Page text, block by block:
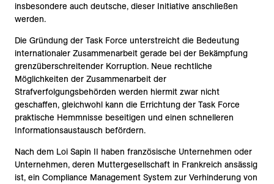
insbesondere auch deutsche, dieser Initiative anschließen
werden.
Die Gründung der Task Force unterstreicht die Bedeutung
internationaler Zusammenarbeit gerade bei der Bekämpfung
grenzüberschreitender Korruption. Neue rechtliche
Möglichkeiten der Zusammenarbeit der
Strafverfolgungsbehörden werden hiermit zwar nicht
geschaffen, gleichwohl kann die Errichtung der Task Force
praktische Hemmnisse beseitigen und einen schnelleren
Informationsaustausch befördern.
Nach dem Loi Sapin II haben französische Unternehmen oder
Unternehmen, deren Muttergesellschaft in Frankreich ansässig
ist, ein Compliance Management System zur Verhinderung von